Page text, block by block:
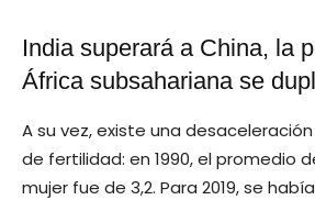
India superará a China, la
África subsahariana se
A su vez, existe una
de fertilidad: en 1990, el promedio
mujer fue de 3,2. Para 2019, se